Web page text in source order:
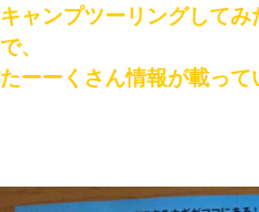
キャンプツーリングしてみ
で、
たーーくさん情報が載って